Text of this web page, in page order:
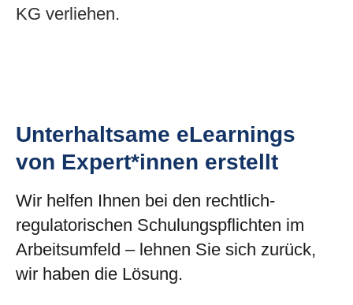
KG verliehen.
Unterhaltsame eLearnings
von Expert*innen erstellt
Wir helfen Ihnen bei den rechtlich-
regulatorischen Schulungspflichten im
Arbeitsumfeld – lehnen Sie sich zurück,
wir haben die Lösung.